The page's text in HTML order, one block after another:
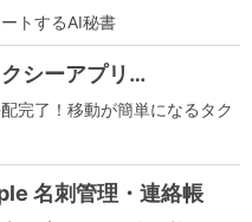
トするAI秘書
シーアプリ
イド）
完了！移動が簡単になるタク
名刺管理・連絡帳